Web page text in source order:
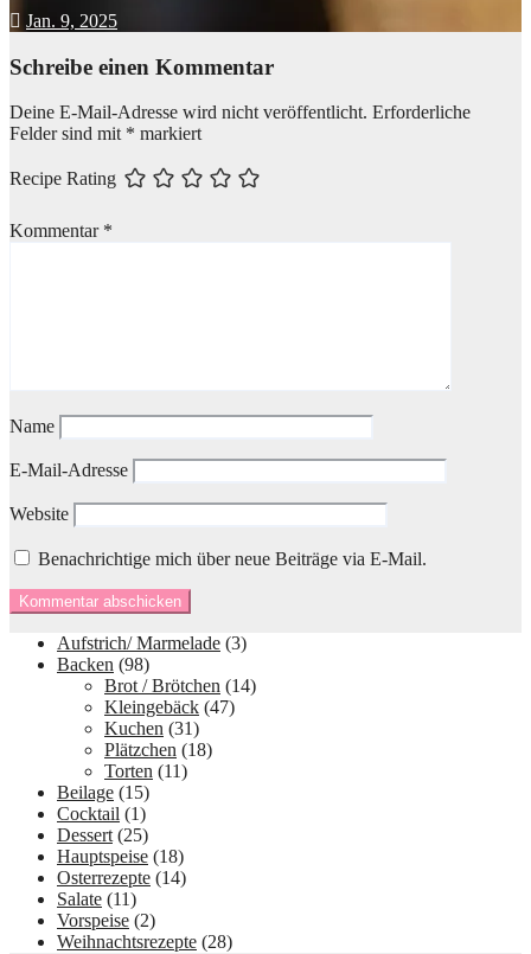
Jan. 9, 2025
Schreibe einen Kommentar
Deine E-Mail-Adresse wird nicht veröffentlicht. Erforderliche
Felder sind mit * markiert
Recipe Rating
Kommentar *
Name
E-Mail-Adresse
Website
Benachrichtige mich über neue Beiträge via E-Mail.
Aufstrich/ Marmelade (3)
Backen (98)
Brot / Brötchen (14)
Kleingebäck (47)
Kuchen (31)
Plätzchen (18)
Torten (11)
Beilage (15)
Cocktail (1)
Dessert (25)
Hauptspeise (18)
Osterrezepte (14)
Salate (11)
Vorspeise (2)
Weihnachtsrezepte (28)